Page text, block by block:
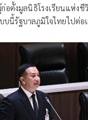
ก่อตั้งมูลนิธิโรงเรียนแห่งชี
บนี้รัฐบาลภูมิใจไทยไปต่อ